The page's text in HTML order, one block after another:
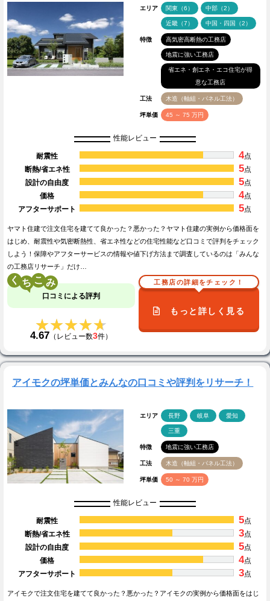
エリア 関東（6） 中部（2）
近畿（7） 中国・四国（2）
特徴 高気密高断熱の工務店
地震に強い工務店
省エネ・創エネ・エコ住宅が得
意な工務店
工法 木造（軸組・パネル工法）
坪単価 45 ～ 75 万円
性能レビュー
耐震性 4点
断熱/省エネ性
5点
設計の自由度
5点
価格
4点
アフターサポート
5点
ヤマト住建で注文住宅を建てて良かった？悪かった？ヤマト住建の実例から価格面を
はじめ、耐震性や気密断熱性、省エネ性などの住宅性能など口コミで評判をチェック
しよう！保障やアフターサービスの情報や値下げ方法まで調査しているのは「みんな
の工務店リサーチ」だけ…
く こ
口コミによる評判
★★★★★
★★★★★
4.67 （レビュー数3件）
工務店の詳細をチェック！
もっと詳しく見る
アイモクの坪単価とみんなの口コミや評判をリサーチ！
エリア 長野 岐阜 愛知
三重
特徴 地震に強い工務店
工法 木造（軸組・パネル工法）
坪単価 50 ～ 70 万円
性能レビュー
耐震性 5点
断熱/省エネ性
3点
設計の自由度
5点
価格
4点
アフターサポート
3点
アイモクで注文住宅を建てて良かった？悪かった？アイモクの実例から価格面をはじ